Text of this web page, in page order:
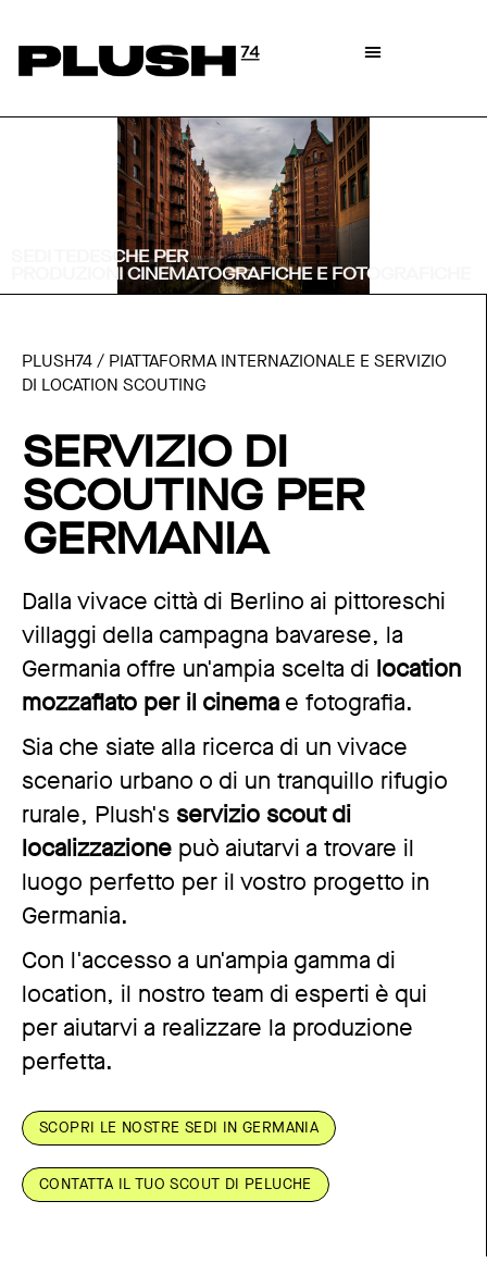
SEDI TEDESCHE PER
PRODUZIONI CINEMATOGRAFICHE E FOTOGRAFICHE
PLUSH74 / PIATTAFORMA INTERNAZIONALE E SERVIZIO
DI LOCATION SCOUTING
SERVIZIO DI
SCOUTING PER
GERMANIA
Dalla vivace città di Berlino ai pittoreschi
villaggi della campagna bavarese, la
Germania offre un'ampia scelta di location
mozzafiato per il cinema e fotografia.
Sia che siate alla ricerca di un vivace
scenario urbano o di un tranquillo rifugio
rurale, Plush's servizio scout di
localizzazione può aiutarvi a trovare il
luogo perfetto per il vostro progetto in
Germania.
Con l'accesso a un'ampia gamma di
location, il nostro team di esperti è qui
per aiutarvi a realizzare la produzione
perfetta.
SCOPRI LE NOSTRE SEDI IN GERMANIA
CONTATTA IL TUO SCOUT DI PELUCHE